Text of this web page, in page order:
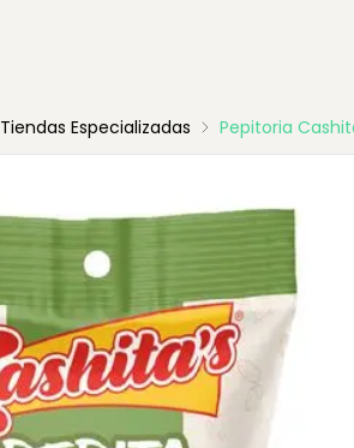
Tiendas Especializadas Pepitoria